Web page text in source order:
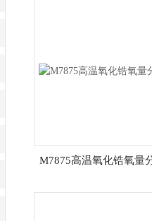
M7875高温氧化锆氧量